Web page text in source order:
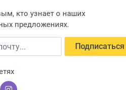
кто узнает о наших
предложениях.
Подписаться